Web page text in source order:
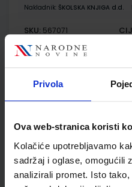
Privola
Ova web-stranica koristi
Kolačiće upotrebljavamo
sadržaj i oglase, omogućili
analizirali promet. Isto
Nakladnik: ŠKOLSKA KNJIGA d.d.
SKU: 567071
ŠIFRA OMOTA: 500239
Udžbenik
drugom razredu osnovne
Autor(i): Dubravka Miklec Sanja
Nakladnik:ŠKOLSKA KNJIGA d.d.